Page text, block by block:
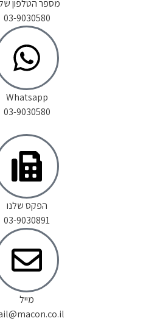
מספר הטלפון
03-9030580
Whatsapp
03-9030580
הפקס שלנו
03-9030891
מייל